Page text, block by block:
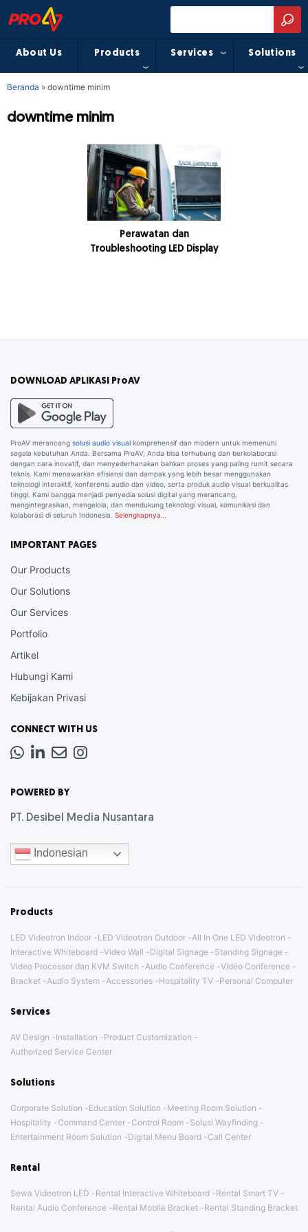
About Us Products Services Solutions
Beranda » downtime minim
downtime minim
Perawatan dan
Troubleshooting LED Display
DOWNLOAD APLIKASI ProAV
ProAV merancang solusi audio visual komprehensif dan modern untuk memenuhi
segala kebutuhan Anda. Bersama ProAV, Anda bisa terhubung dan berkolaborasi
dengan cara inovatif, dan menyederhanakan bahkan proses yang paling rumit secara
teknis. Kami menawarkan efisiensi dan dampak yang lebih besar menggunakan
teknologi interaktif, konferensi audio dan video, serta produk audio visual berkualitas
tinggi. Kami bangga menjadi penyedia solusi digital yang merancang,
mengintegrasikan, mengelola, dan mendukung teknologi visual, komunikasi dan
kolaborasi di seluruh Indonesia. Selengkapnya…
IMPORTANT PAGES
Our Products
Our Solutions
Our Services
Portfolio
Artikel
Hubungi Kami
Kebijakan Privasi
CONNECT WITH US
Whatsapp
LinkedIn
NewsInstagram
POWERED BY
PT. Desibel Media Nusantara
Indonesian
Products
LED Videotron Indoor LED Videotron Outdoor
All In One LED Videotron
Interactive Whiteboard Video Wall Digital Signage
Standing Signage
Video Processor dan KVM Switch
Audio Conference Video Conference
Bracket
Audio System Accessories Hospitality TV Personal Computer
Services
AV Design Installation
Product Customization
Authorized Service Center
Solutions
Corporate Solution Education Solution
Meeting Room Solution
Hospitality
Command Center Control Room
Solusi Wayfinding
Entertainment Room Solution
Digital Menu Board Call Center
Rental
Sewa Videotron LED Rental Interactive Whiteboard
Rental Smart TV
Rental Audio Conference
Rental Mobile Bracket Rental Standing Bracket